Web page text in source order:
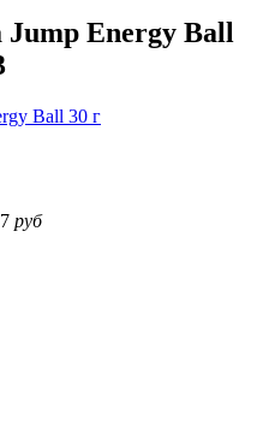
Jump Energy Ball
руб